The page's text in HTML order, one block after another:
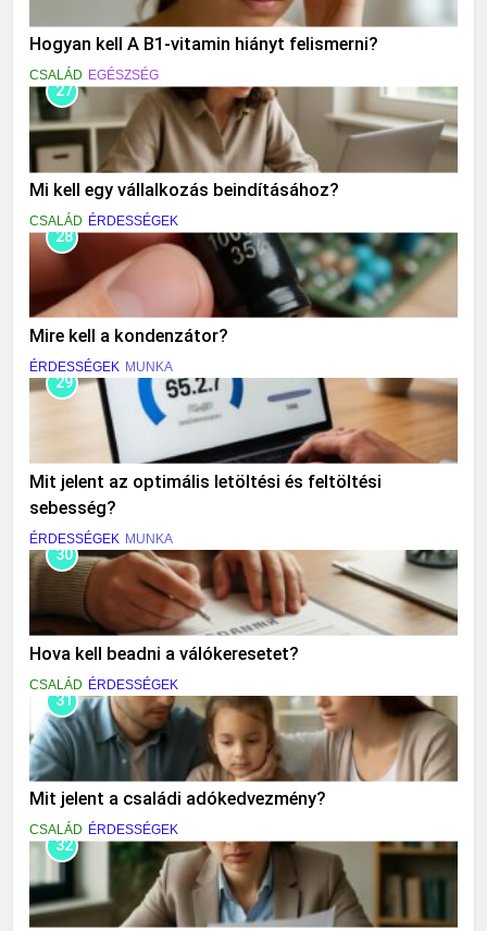
Hogyan kell A B1-vitamin hiányt felismerni?
CSALÁD EGÉSZSÉG
27
Mi kell egy vállalkozás beindításához?
CSALÁD ÉRDESSÉGEK
28
Mire kell a kondenzátor?
ÉRDESSÉGEK MUNKA
29
Mit jelent az optimális letöltési és feltöltési
sebesség?
ÉRDESSÉGEK MUNKA
30
Hova kell beadni a válókeresetet?
CSALÁD ÉRDESSÉGEK
31
Mit jelent a családi adókedvezmény?
CSALÁD ÉRDESSÉGEK
32